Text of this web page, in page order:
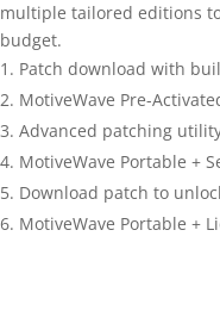
multiple tailored editions
budget.
Patch download with
MotiveWave Pre-
Advanced patching
MotiveWave Portable +
Download patch to
MotiveWave Portable +